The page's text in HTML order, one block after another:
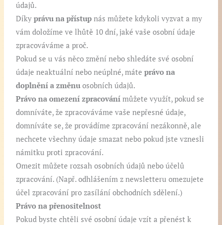
údajů.
Díkyprávu na přístup nás můžete kdykoli vyzvat a my
vám doložíme ve lhůtě 10 dní, jaké vaše osobní údaje
zpracováváme a proč.
Pokud se u vás něco změní nebo shledáte své osobní
údaje neaktuální nebo neúplné, máteprávo na
doplnění a změnu osobních údajů.
Právo na omezení zpracování můžete využít, pokud se
domníváte, že zpracováváme vaše nepřesné údaje,
domníváte se, že provádíme zpracování nezákonně, ale
nechcete všechny údaje smazat nebo pokud jste vznesli
námitku proti zpracování.
Omezit můžete rozsah osobních údajů nebo účelů
zpracování. (Např. odhlášením z newsletteru omezujete
účel zpracování pro zasílání obchodních sdělení.)
Právo na přenositelnost
Pokud byste chtěli své osobní údaje vzít a přenést k